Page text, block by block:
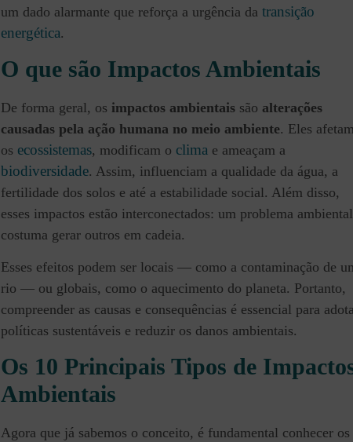
um dado alarmante que reforça a urgência da transição
energética.
O que são Impactos Ambientais
De forma geral, os impactos ambientais são alterações
causadas pela ação humana no meio ambiente. Eles
os ecossistemas, modificam o clima e ameaçam a
biodiversidade. Assim, influenciam a qualidade da água, a
fertilidade dos solos e até a estabilidade social. Além disso,
esses impactos estão interconectados: um problema ambiental
costuma gerar outros em cadeia.
Esses efeitos podem ser locais — como a contaminação de
rio — ou globais, como o aquecimento do planeta. Portanto,
compreender as causas e consequências é essencial para
políticas sustentáveis e reduzir os danos ambientais.
Os 10 Principais Tipos de
Ambientais
Agora que já sabemos o conceito, é fundamental conhecer os